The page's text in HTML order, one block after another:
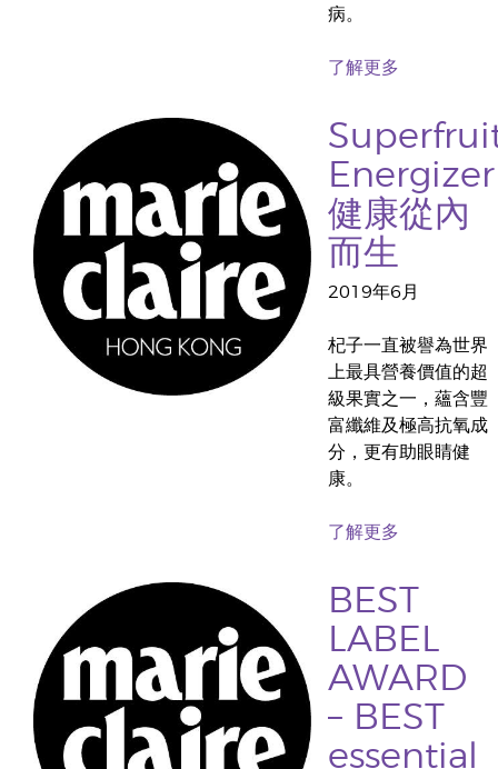
病。
了解更多
Energizer
健康從內
而生
2019年6月
杞子一直被譽為世界
上最具營養價值的超
級果實之一，蘊含豐
富纖維及極高抗氧成
分，更有助眼睛健
康。
了解更多
BEST
LABEL
AWARD
– BEST
essential